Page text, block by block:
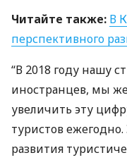
Читайте также: В
перспективного
“В 2018 году нашу
иностранцев, мы
увеличить эту
туристов
развития